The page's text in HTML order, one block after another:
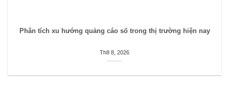
Phân tích xu hướng quảng cáo số trong thị trường hiện nay
Th8 8, 2026